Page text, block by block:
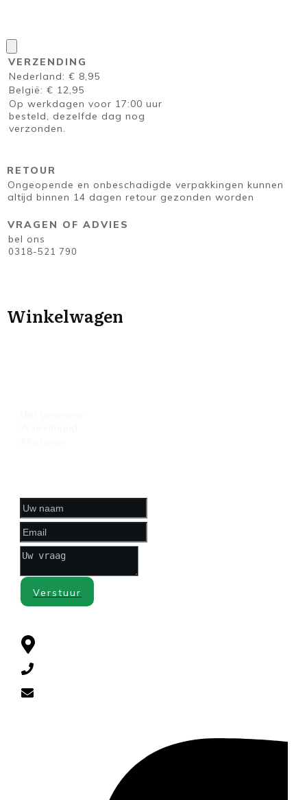
VERZENDING
Nederland: € 8,95
België: € 12,95
Op werkdagen voor 17:00 uur
besteld, dezelfde dag nog
verzonden.
RETOUR
Ongeopende en onbeschadigde verpakkingen kunnen
altijd binnen 14 dagen retour gezonden worden
VRAGEN OF ADVIES
bel ons
0318-521 790
Winkelwagen
Verstuur